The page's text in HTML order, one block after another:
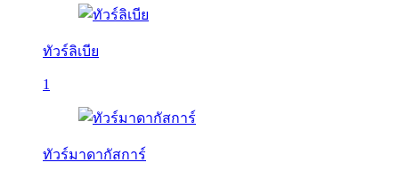
ทัวร์ลิเบีย
1
ทัวร์มาดากัสการ์